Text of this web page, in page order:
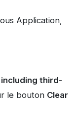
Application,
including third-
le bouton Clear